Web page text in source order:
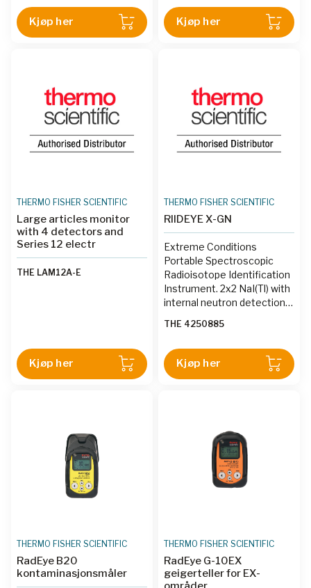
Kjøp her Kjøp her
THERMO FISHER SCIENTIFIC
Large articles monitor
with 4 detectors and
Series 12 electr
THE LAM12A-E
Kjøp her
THERMO FISHER SCIENTIFIC
RIIDEYE X-GN
Extreme Conditions
Portable Spectroscopic
Radioisotope Identification
Instrument. 2x2 NaI(Tl) with
internal neutron detection
sensitive CLYC scintillation
screen display of dose rate,
Patente
THE 4250885
Kjøp her
THERMO FISHER SCIENTIFIC
RadEye B20
kontaminasjonsmåler
THERMO FISHER SCIENTIFIC
RadEye G-10EX
geigerteller for EX-